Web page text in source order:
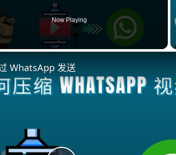
Now Playing
WhatsApp 发送